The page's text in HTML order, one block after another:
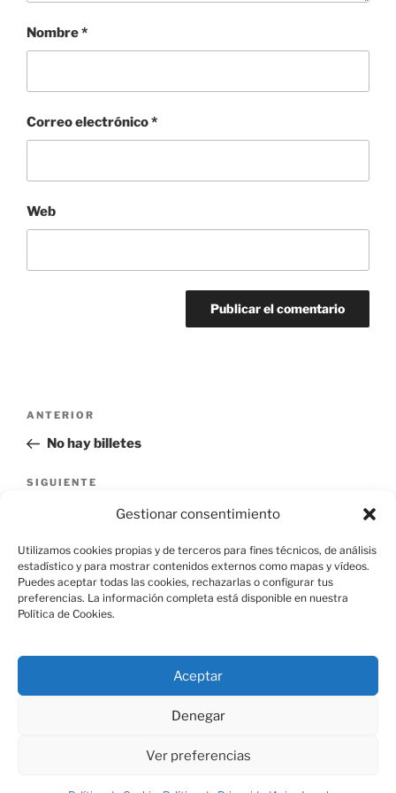
Gestionar consentimiento
Utilizamos cookies propias y de terceros para fines técnicos, de análisis
estadístico y para mostrar contenidos externos como mapas y vídeos.
Puedes aceptar todas las cookies, rechazarlas o configurar tus
preferencias. La información completa está disponible en nuestra
Política de Cookies.
Aceptar
Denegar
Ver preferencias
Nombre*
Correo electrónico*
Web
Navegación
entradas
Entrada
anterior:
ANTERIOR
No hay billetes
Siguiente
SIGUIENTE
Dos novias para un torero